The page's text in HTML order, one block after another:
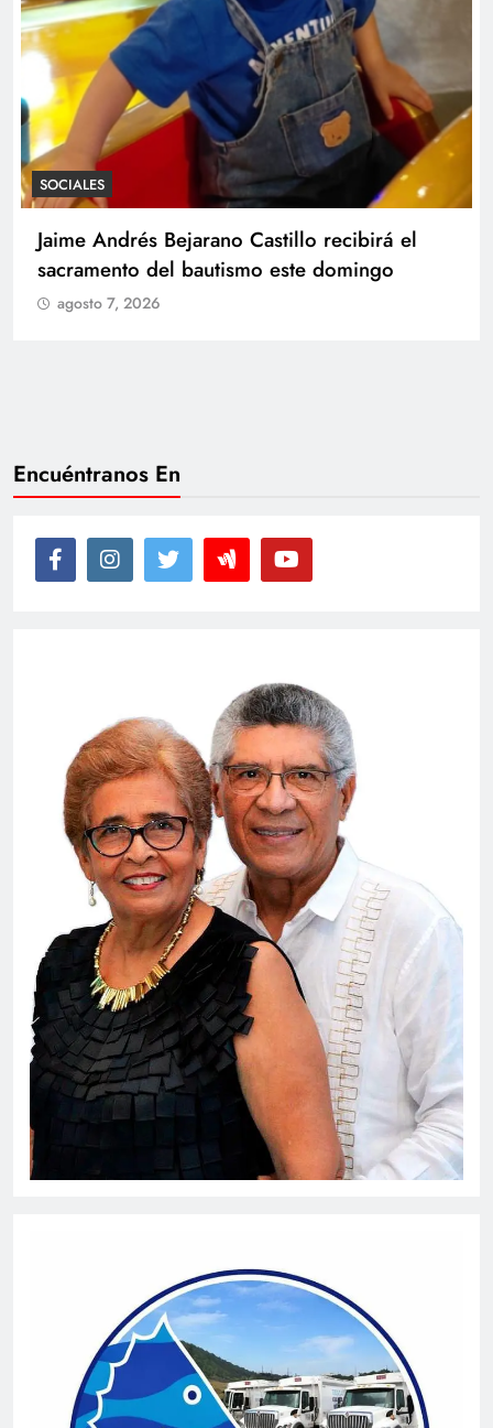
SOCIALES
Con amor y alegría celebran el cumpleaños
de Juan
agosto 7, 2026
Encuéntranos En